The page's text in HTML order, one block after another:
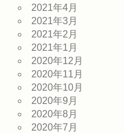
2021年4月
2021年3月
2021年2月
2021年1月
2020年12月
2020年11月
2020年10月
2020年9月
2020年8月
2020年7月